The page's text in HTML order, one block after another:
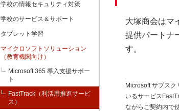
大塚商会はマ
提供パートナ
す。
Microsoft サブスク
いるサービス
ながらご契約内で
学校の情報セキュリティ対策
学校のサービス＆サポート
タブレット学習
マイクロソフトソリューション
（教育機関向け）
Microsoft 365 導入支援サポー
ト
FastTrack（利活用推進サービ
ス）